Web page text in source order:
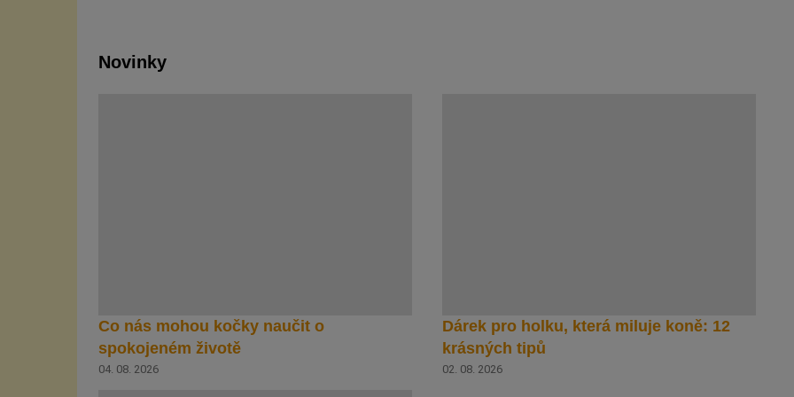
Novinky
Co nás mohou kočky naučit o
spokojeném životě
04. 08. 2026
Dárek pro holku, která miluje koně: 12
krásných tipů
02. 08. 2026